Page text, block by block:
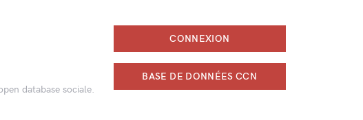
database sociale.
CONNEXION
BASE DE DONNÉES CCN